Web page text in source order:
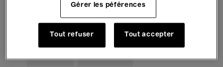
Musique électronique
Gérer les péférences
Tout refuser Tout accepter